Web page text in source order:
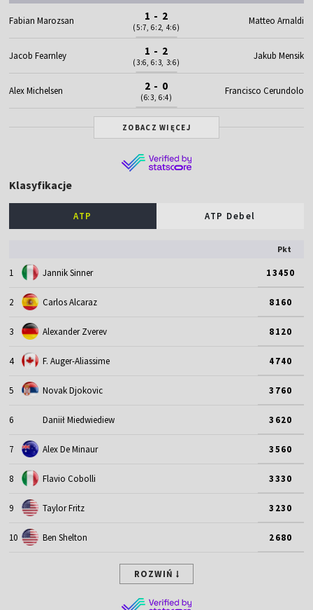
Fabian Marozsan 1 - 2
(5:7, 6:2, 4:6)
Matteo Arnaldi
Jacob Fearnley 1 - 2
(3:6, 6:3, 3:6)
Jakub Mensik
Alex Michelsen 2 - 0
(6:3, 6:4)
Francisco Cerundolo
ZOBACZ WIĘCEJ
Klasyfikacje
ATP ATP Debel
Pkt
1 Jannik Sinner 13450
2 Carlos Alcaraz 8160
3 Alexander Zverev 8120
4 F. Auger-Aliassime 4740
5 Novak Djokovic 3760
6 Daniił Miedwiediew 3620
7 Alex De Minaur 3560
8 Flavio Cobolli 3330
9 Taylor Fritz 3230
10 Ben Shelton 2680
ROZWIŃ